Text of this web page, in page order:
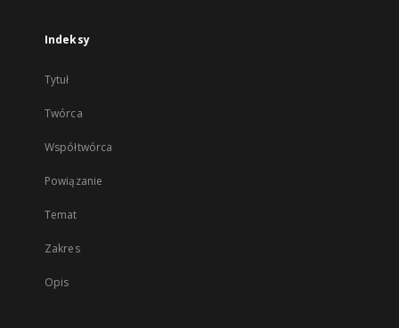
Indeksy
Tytuł
Twórca
Współtwórca
Powiązanie
Temat
Zakres
Opis